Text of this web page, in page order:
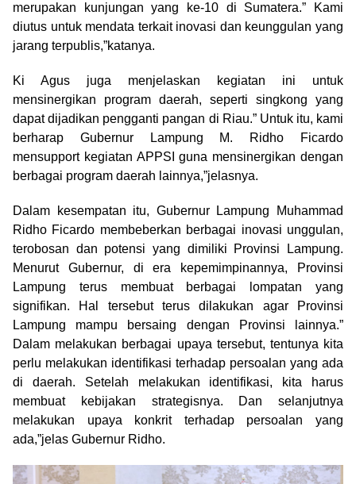
merupakan kunjungan yang ke-10 di Sumatera.” Kami
diutus untuk mendata terkait inovasi dan keunggulan yang
jarang terpublis,”katanya.
Ki Agus juga menjelaskan kegiatan ini untuk
mensinergikan program daerah, seperti singkong yang
dapat dijadikan pengganti pangan di Riau.” Untuk itu, kami
berharap Gubernur Lampung M. Ridho Ficardo
mensupport kegiatan APPSI guna mensinergikan dengan
berbagai program daerah lainnya,”jelasnya.
Dalam kesempatan itu, Gubernur Lampung Muhammad
Ridho Ficardo membeberkan berbagai inovasi unggulan,
terobosan dan potensi yang dimiliki Provinsi Lampung.
Menurut Gubernur, di era kepemimpinannya, Provinsi
Lampung terus membuat berbagai lompatan yang
signifikan. Hal tersebut terus dilakukan agar Provinsi
Lampung mampu bersaing dengan Provinsi lainnya.”
Dalam melakukan berbagai upaya tersebut, tentunya kita
perlu melakukan identifikasi terhadap persoalan yang ada
di daerah. Setelah melakukan identifikasi, kita harus
membuat kebijakan strategisnya. Dan selanjutnya
melakukan upaya konkrit terhadap persoalan yang
ada,”jelas Gubernur Ridho.